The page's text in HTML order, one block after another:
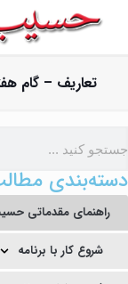
تعاریف – گام
دسته‌بندی
راهنمای مقدماتی
شروع کار با برنامه